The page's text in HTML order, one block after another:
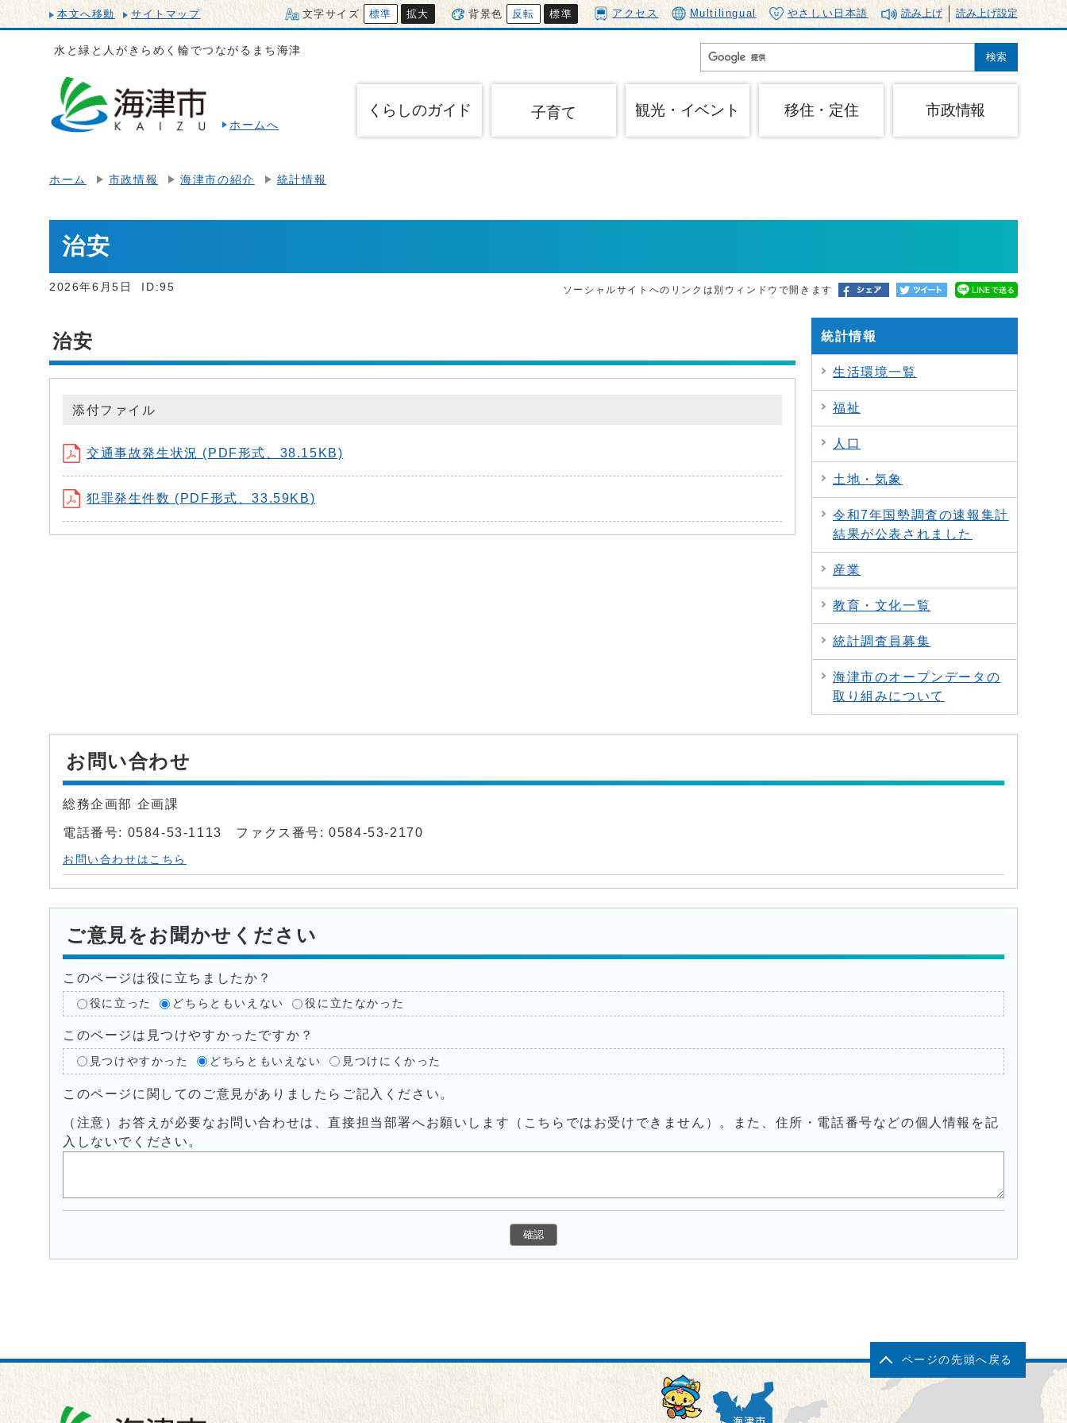
本文へ移動 サイトマップ 文字サイズ 標準 拡大 背景色 反転 標準 アクセス Multilingual やさしい日本語 読み上げ 読み上げ設定
水と緑と人がきらめく輪でつながるまち海津
ホームへ
くらしのガイド 子育て 観光・イベント 移住・定住 市政情報
ホーム 市政情報 海津市の紹介 統計情報
治安
2026年6月5日 ID:95 ソーシャルサイトへのリンクは別ウィンドウで開きます
治安
添付ファイル
交通事故発生状況 (PDF形式、38.15KB)
犯罪発生件数 (PDF形式、33.59KB)
統計情報
生活環境一覧
福祉
人口
土地・気象
令和7年国勢調査の速報集計
結果が公表されました
産業
教育・文化一覧
統計調査員募集
海津市のオープンデータの
取り組みについて
お問い合わせ
総務企画部 企画課
電話番号: 0584-53-1113 ファクス番号: 0584-53-2170
お問い合わせはこちら
ご意見をお聞かせください
このページは役に立ちましたか？
役に立った どちらともいえない 役に立たなかった
このページは見つけやすかったですか？
見つけやすかった どちらともいえない 見つけにくかった
このページに関してのご意見がありましたらご記入ください。
（注意）お答えが必要なお問い合わせは、直接担当部署へお願いします（こちらではお受けできません）。また、住所・電話番号などの個人情報を記
入しないでください。
ページの先頭へ戻る